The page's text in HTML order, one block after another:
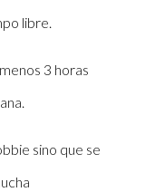
libre.
3 horas
sino que se